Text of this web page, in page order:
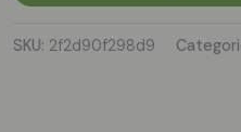
SKU: 2f2d90f298d9